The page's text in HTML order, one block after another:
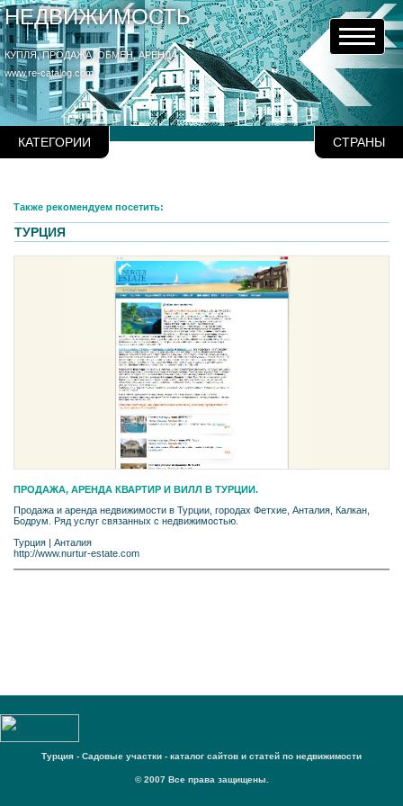
НЕДВИЖИМОСТЬ
КУПЛЯ, ПРОДАЖА, ОБМЕН, АРЕНДА
www.re-catalog.com
КАТЕГОРИИ СТРАНЫ
Также рекомендуем посетить:
ТУРЦИЯ
ПРОДАЖА, АРЕНДА КВАРТИР И ВИЛЛ В ТУРЦИИ.
Продажа и аренда недвижимости в Турции, городах Фетхие, Анталия, Калкан,
Бодрум. Ряд услуг связанных с недвижимостью.
Турция
Анталия
http://www.nurtur-estate.com
Турция - Садовые участки - каталог сайтов и статей по недвижимости
© 2007 Все права защищены.